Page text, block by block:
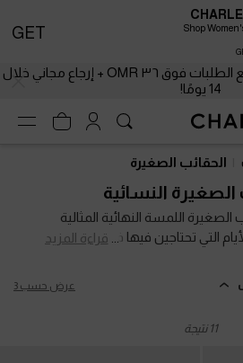
استمتع بالشحن المجاني لجميع الطلبات فوق ٣٦ OMR + إرجاع مجاني خلال
14 يومًا!
استمتع بالشحن المجاني لجميع الطلبات فوق ٣٦ OMR + إرجاع مجاني خلال
14 يومًا!
الحقائب الصغيرة
الصغيرة النسائية
اللمسة النهائية المثالية
التي تحتاجين فيها فقط إلى
الصغيرة وحقائب الهاتف، واختاري
قراءة المزيد
عرض حسب 3
11 نتيجة
Shop
GET